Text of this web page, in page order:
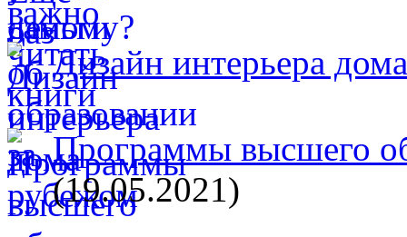
Дизайн интерьера дома
Программы высшего
(19.05.2021)